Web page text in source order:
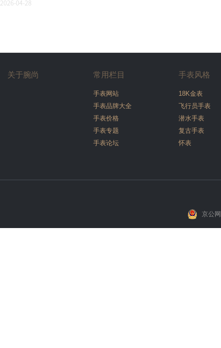
2026-04-28
关于腕尚 常用栏目
手表网站
手表品牌大全
手表价格
手表专题
手表论坛
手表风格
18K金表
飞行员手表
潜水手表
复古手表
怀表
京公